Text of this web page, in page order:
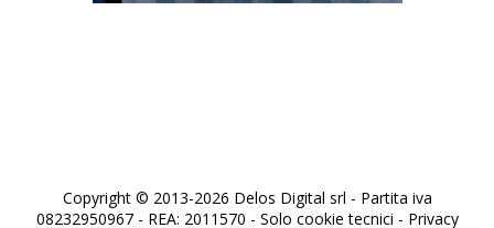
Copyright © 2013-2026 Delos Digital srl - Partita iva
08232950967 - REA: 2011570 - Solo cookie tecnici - Privacy